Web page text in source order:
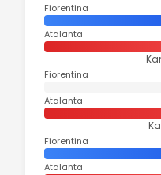
Fiorentina
Atalanta
Fiorentina
Atalanta
Fiorentina
Atalanta